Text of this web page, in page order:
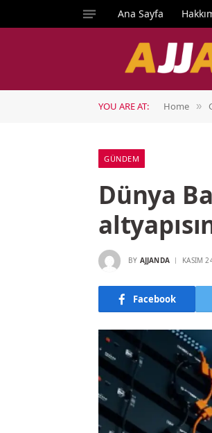
Ana Sayfa
YOU ARE AT: Home »
GÜNDEM
Dünya
BY AJJANDA KASIM
Facebook